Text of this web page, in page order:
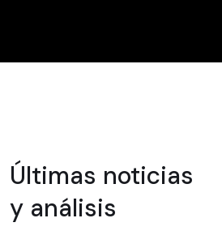
Últimas noticias
y análisis